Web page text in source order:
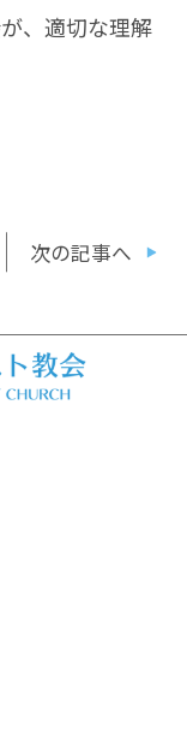
、適切な理解
次の記事へ